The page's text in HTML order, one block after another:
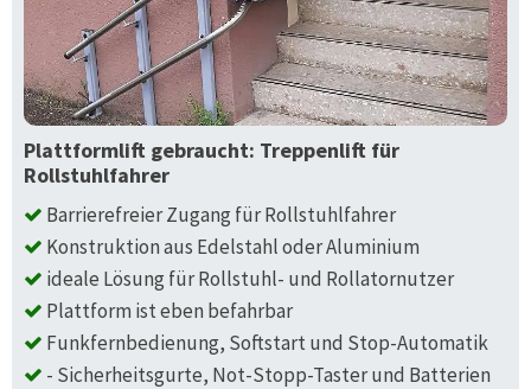
Plattformlift gebraucht: Treppenlift für
Rollstuhlfahrer
Barrierefreier Zugang für Rollstuhlfahrer
Konstruktion aus Edelstahl oder Aluminium
ideale Lösung für Rollstuhl- und Rollatornutzer
Plattform ist eben befahrbar
Funkfernbedienung, Softstart und Stop-Automatik
- Sicherheitsgurte, Not-Stopp-Taster und Batterien